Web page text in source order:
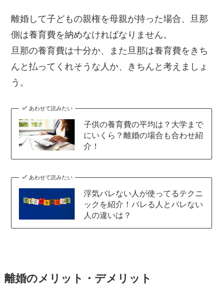
離婚して子どもの親権を母親が持った場合、旦那
側は養育費を納めなければなりません。
旦那の養育費は十分か、また旦那は養育費をきち
んと払ってくれそうな人か、きちんと考えましょ
う。
あわせて読みたい
子供の養育費の平均は？大学まで
にいくら？離婚の場合も合わせ紹
介！
あわせて読みたい
浮気バレない人が使ってるテクニ
ックを紹介！バレる人とバレない
人の違いは？
離婚のメリット・デメリット